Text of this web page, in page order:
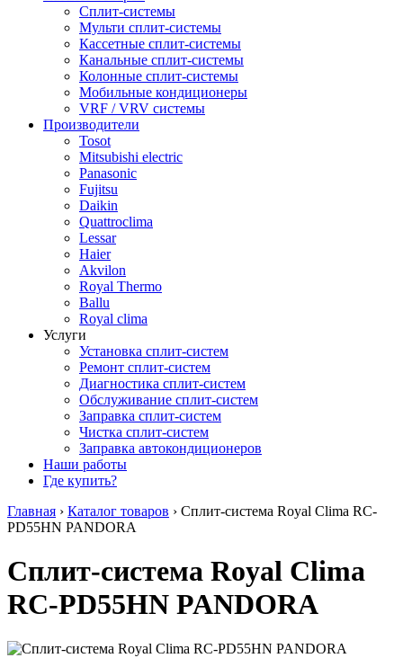
Сплит-системы
Мульти сплит-системы
Кассетные сплит-системы
Канальные сплит-системы
Колонные сплит-системы
Мобильные кондиционеры
VRF / VRV системы
Производители
Tosot
Mitsubishi electric
Panasonic
Fujitsu
Daikin
Quattroclima
Lessar
Haier
Akvilon
Royal Thermo
Ballu
Royal clima
Услуги
Установка сплит-систем
Ремонт сплит-систем
Диагностика сплит-систем
Обслуживание сплит-систем
Заправка сплит-систем
Чистка сплит-систем
Заправка автокондиционеров
Наши работы
Где купить?
Главная › Каталог товаров › Сплит-система Royal Clima RC-
PD55HN PANDORA
Сплит-система Royal Clima
RC-PD55HN PANDORA